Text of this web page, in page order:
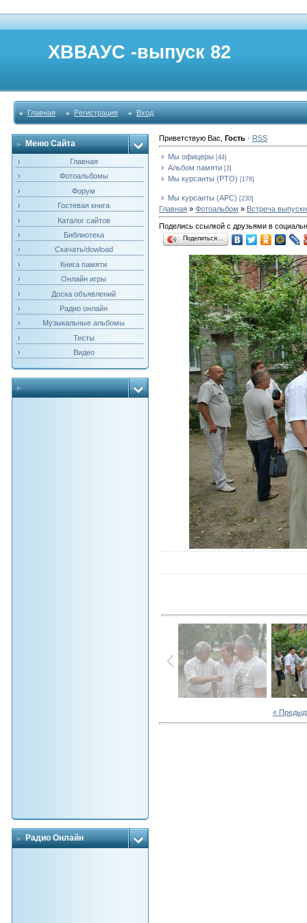
ХВВАУС -выпуск 82
Главная Регистрация Вход
Меню Сайта
Главная
Фотоальбомы
Форум
Гостевая книга
Каталог сайтов
Библиотека
Скачать/dowload
Книга памяти
Онлайн игры
Доска объявлений
Радио онлайн
Музыкальные альбомы
Тесты
Видео
Радио Онлайн
Приветствую Вас Гость· RSS
Мы офицеры [44]
Альбом памяти [3]
Мы курсанты (РТО) [178]
Мы курсанты (АРС) [230]
Главная» Фотоальбом » Встреча
Поделись ссылкой с друзьями в
Поделиться…
«